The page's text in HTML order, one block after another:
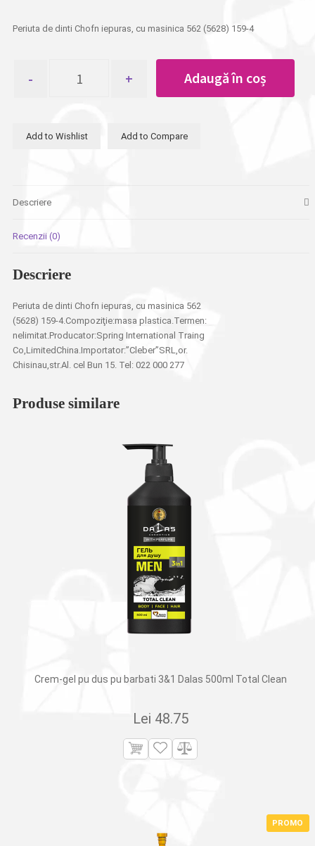
Periuta de dinti Chofn iepuras, cu masinica 562 (5628) 159-4
Periuta
iepuras,
Adaugă în coș
Add to Wishlist Add to Compare
Descriere
Recenzii (0)
Descriere
Periuta de dinti Chofn iepuras, cu masinica 562
(5628) 159-4.Compoziţie:masa plastica.Termen:
nelimitat.Producator:Spring International Traing
Co,LimitedChina.Importator:”Cleber”SRL,or.
Chisinau,str.Al. cel Bun 15. Tel: 022 000 277
Produse similare
Crem-gel pu dus pu barbati 3&1 Dalas 500ml Total Clean
Lei 48.75
PROMO